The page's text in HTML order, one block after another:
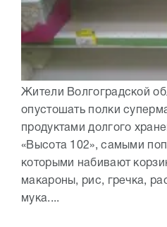
Жители Волгоградской
опустошать полки
продуктами долгого
«Высота 102», самыми
которыми набивают
макароны, рис, гречка,
мука....